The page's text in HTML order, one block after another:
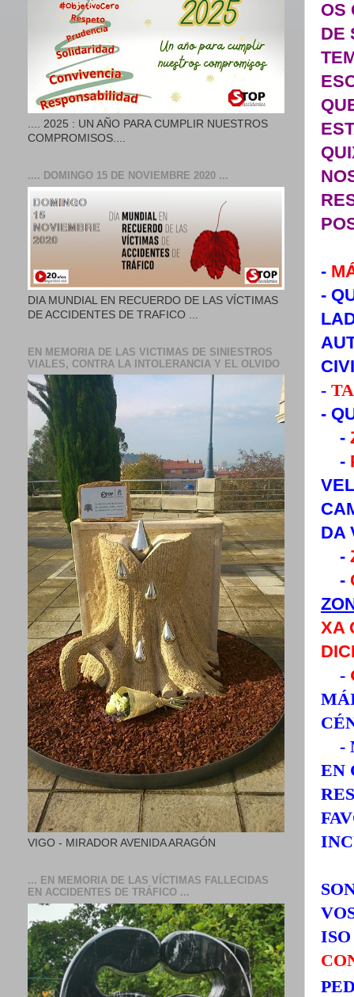
OS
DE
-
-
-
-
-
-
DA
-
-
XA
-
-
EN
.... 2025 : UN AÑO PARA CUMPLIR NUESTROS
COMPROMISOS....
.... DOMINGO 15 DE NOVIEMBRE 2020 ...
DIA MUNDIAL EN RECUERDO DE LAS VÍCTIMAS
DE ACCIDENTES DE TRAFICO ...
EN MEMORIA DE LAS VICTIMAS DE SINIESTROS
VIALES, CONTRA LA INTOLERANCIA Y EL OLVIDO
VIGO - MIRADOR AVENIDA ARAGÓN
... EN MEMORIA DE LAS VÍCTIMAS FALLECIDAS
EN ACCIDENTES DE TRÁFICO ...